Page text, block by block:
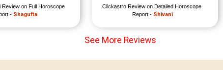
Review on Full Horoscope
- Shagufta
Clickastro Review on Detailed Horoscope
Report - Shivani
See More Reviews